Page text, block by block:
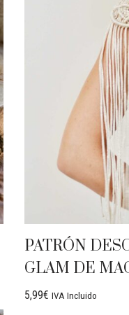
PATRÓN
GLAM DE
5,99€ IVA Incluido